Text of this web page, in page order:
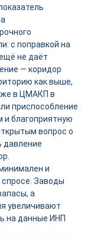
с поправкой на
не даёт
— коридор
как выше,
же в ЦМАКП в
приспособление
и благоприятную
вопрос о
давление
и
Заводы
а
увеличивают
на данные ИНП